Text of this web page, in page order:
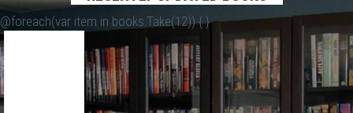
@foreach(var item in books.Take(12)) {}